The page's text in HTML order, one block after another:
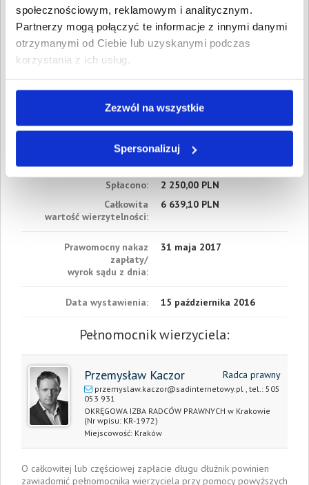
społecznościowym, reklamowym i analitycznym.
Partnerzy mogą połączyć te informacje z innymi danymi
otrzymanymi od Ciebie lub uzyskanymi podczas
korzystania z ich usług.
Zezwól na wszystkie
Spersonalizuj
6. Cywilne
Wartość:1 100,00 PLN
Data wymagalności:
września 2016
Wartość:1 100,00 PLN
października 2016
W sumie: Wartość:
Koszty sądowe:
Spłacono:
2 250,00 PLN
Całkowita
wartość wierzytelności:
6 639,10 PLN
Prawomocny nakaz
zapłaty/
wyrok sądu z dnia:
31 maja 2017
Data wystawienia: 15 października 2016
Pełnomocnik wierzyciela:
Przemysław Kaczor Radca prawny
przemyslaw.kaczor@sadinternetowy.pl , tel.: 505
053 931
OKRĘGOWA IZBA RADCÓW PRAWNYCH w Krakowie
(Nr wpisu: KR-1972)
Miejscowość: Kraków
O całkowitej lub częściowej zapłacie długu dłużnik powinien
zawiadomić pełnomocnika wierzyciela przy pomocy powyższych